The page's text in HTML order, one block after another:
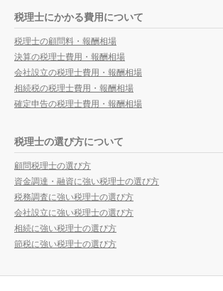
税理士にかかる費用について
税理士の顧問料・報酬相場
決算の税理士費用・報酬相場
会社設立の税理士費用・報酬相場
相続税の税理士費用・報酬相場
確定申告の税理士費用・報酬相場
税理士の選び方について
顧問税理士の選び方
資金調達・融資に強い税理士の選び方
税務調査に強い税理士の選び方
会社設立に強い税理士の選び方
相続に強い税理士の選び方
節税に強い税理士の選び方